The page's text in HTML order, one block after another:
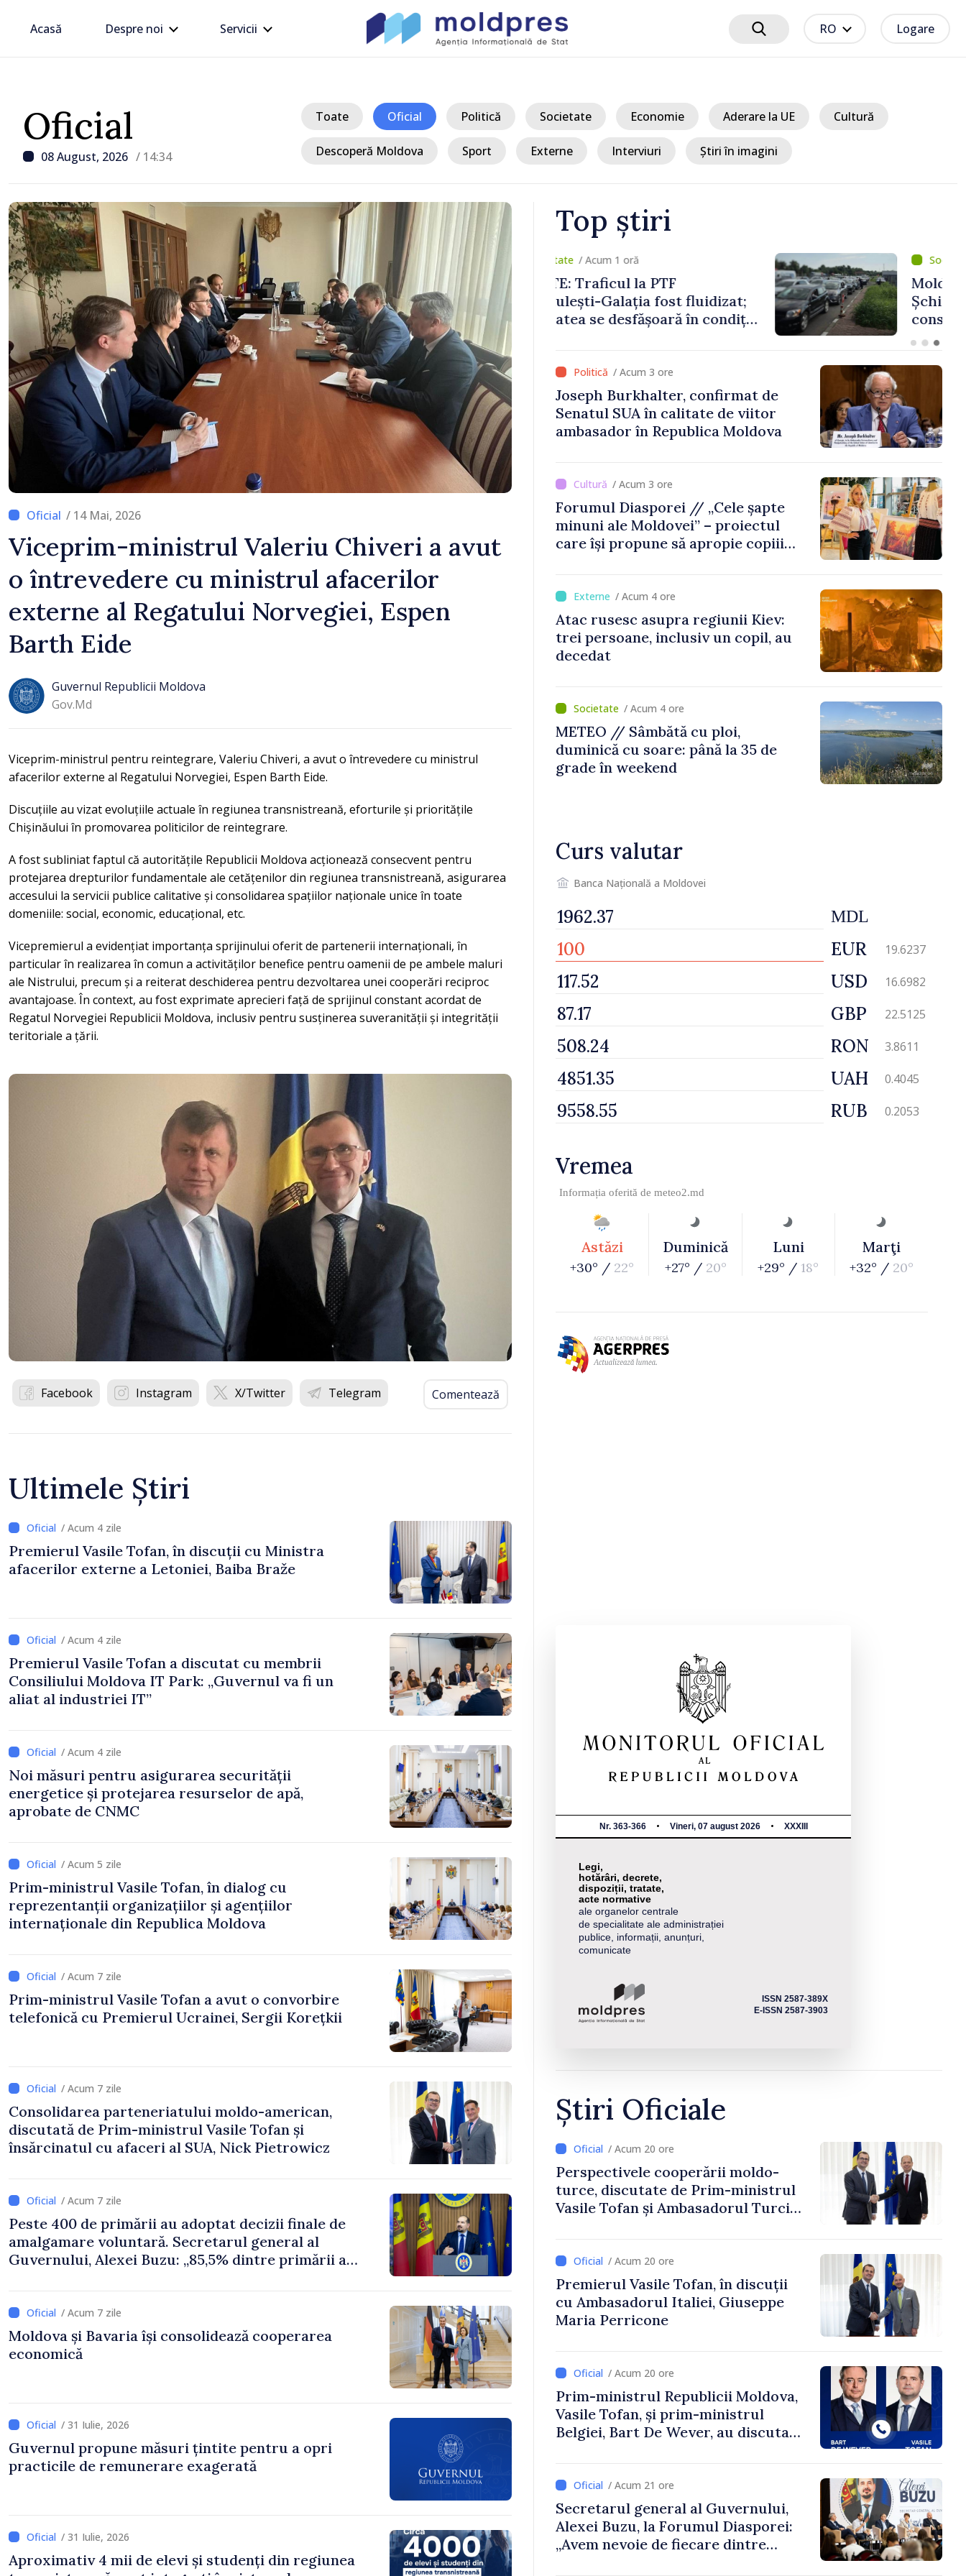
Acasă Despre noi Servicii RO Logare
Oficial
08 August, 2026 / 14:34
Toate Oficial Politică Societate Economie Aderare la UE Cultură
Descoperă Moldova Sport Externe Interviuri Știri în imagini
/ 14 Mai, 2026
Viceprim-ministrul Valeriu Chiveri a avut
o întrevedere cu ministrul afacerilor
externe al Regatului Norvegiei, Espen
Barth Eide
Guvernul Republicii Moldova
Gov.md
Viceprim-ministrul pentru reintegrare, Valeriu Chiveri, a avut o întrevedere cu ministrul
afacerilor externe al Regatului Norvegiei, Espen Barth Eide.
Discuțiile au vizat evoluțiile actuale în regiunea transnistreană, eforturile și prioritățile
Chișinăului în promovarea politicilor de reintegrare.
A fost subliniat faptul că autoritățile Republicii Moldova acționează consecvent pentru
protejarea drepturilor fundamentale ale cetățenilor din regiunea transnistreană, asigurarea
accesului la servicii publice calitative și consolidarea spațiilor naționale unice în toate
domeniile: social, economic, educațional, etc.
Vicepremierul a evidențiat importanța sprijinului oferit de partenerii internaționali, în
particular în realizarea în comun a activităților benefice pentru oamenii de pe ambele maluri
ale Nistrului, precum și a reiterat deschiderea pentru dezvoltarea unei cooperări reciproc
avantajoase. În context, au fost exprimate aprecieri față de sprijinul constant acordat de
Regatul Norvegiei Republicii Moldova, inclusiv pentru susținerea suveranității și integrității
teritoriale a țării.
Facebook Instagram X/Twitter Telegram Comentează
Ultimele Știri
/ Acum 4 zile
Premierul Vasile Tofan, în discuții cu Ministra
afacerilor externe a Letoniei, Baiba Braže
/ Acum 4 zile
Premierul Vasile Tofan a discutat cu membrii
Consiliului Moldova IT Park: „Guvernul va fi un
aliat al industriei IT”
/ Acum 4 zile
Noi măsuri pentru asigurarea securității
energetice și protejarea resurselor de apă,
aprobate de CNMC
/ Acum 5 zile
Prim-ministrul Vasile Tofan, în dialog cu
reprezentanții organizațiilor și agențiilor
internaționale din Republica Moldova
/ Acum 7 zile
Prim-ministrul Vasile Tofan a avut o convorbire
telefonică cu Premierul Ucrainei, Sergii Korețkii
/ Acum 7 zile
Consolidarea parteneriatului moldo-american,
discutată de Prim-ministrul Vasile Tofan și
însărcinatul cu afaceri al SUA, Nick Pietrowicz
/ Acum 7 zile
Peste 400 de primării au adoptat decizii finale de
amalgamare voluntară. Secretarul general al
Guvernului, Alexei Buzu: „85,5% dintre primării au
și dezvoltar/ Acum 7 zile
Moldova și Bavaria își consolidează cooperarea
economică
/ 31 Iulie, 2026
Guvernul propune măsuri țintite pentru a opri
practicile de remunerare exagerată
/ 31 Iulie, 2026
Aproximativ 4 mii de elevi și studenți din regiunea
Top știri
/ Acum 1 oră
UPDATE: Traficul la PTF
Giurgiulești-Galația fost fluidizat;
activitatea se desfășoară în condiții
normale
/ Acum 2 ore
Moldova sunt EU // Tamara
Șchiopu, antreprenoarea care
construiește punți între Marea
/ Acum 3 ore
Joseph Burkhalter, confirmat de
Senatul SUA în calitate de viitor
ambasador în Republica Moldova
/ Acum 3 ore
Forumul Diasporei // „Cele șapte
minuni ale Moldovei” – proiectul
care își propune să apropie copiii
/ Acum 4 ore
Atac rusesc asupra regiunii Kiev:
trei persoane, inclusiv un copil, au
decedat
/ Acum 4 ore
METEO // Sâmbătă cu ploi,
duminică cu soare: până la 35 de
grade în weekend
Curs valutar
Banca Națională a Moldovei
MDL
EUR 19.6237
USD 16.6982
GBP 22.5125
RON 3.8611
UAH 0.4045
RUB 0.2053
Vremea
Informația oferită de meteo2.md
Astăzi
+30° / 22°
Duminică
+27° / 20°
Luni
+29° / 18°
Marţi
+32° / 20°
Nr. 363-366 Vineri, 07 august 2026 XXXIII
Legi,
hotărâri, decrete,
dispoziții, tratate,
acte normative
ale organelor centrale
de specialitate ale administrației
publice, informații, anunțuri,
comunicate
ISSN 2587-389X
E-ISSN 2587-3903
Știri Oficiale
/ Acum 20 ore
Perspectivele cooperării moldo-
turce, discutate de Prim-ministrul
Vasile Tofan și Ambasadorul Turciei,
/ Acum 20 ore
Premierul Vasile Tofan, în discuții
cu Ambasadorul Italiei, Giuseppe
Maria Perricone
/ Acum 20 ore
Prim-ministrul Republicii Moldova,
Vasile Tofan, și prim-ministrul
Belgiei, Bart De Wever, au discutat
/ Acum 21 ore
Secretarul general al Guvernului,
Alexei Buzu, la Forumul Diasporei:
„Avem nevoie de fiecare dintre